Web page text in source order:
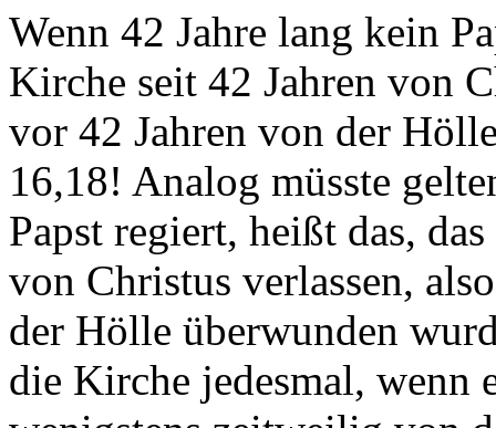
Wenn 42 Jahre lang kein
Kirche seit 42 Jahren von
vor 42 Jahren von der
16,18! Analog müsste
Papst regiert, heißt das,
von Christus verlassen,
der Hölle überwunden
die Kirche jedesmal, wenn